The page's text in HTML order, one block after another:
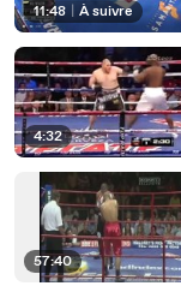
11:48 À suivre
4:32
57:40